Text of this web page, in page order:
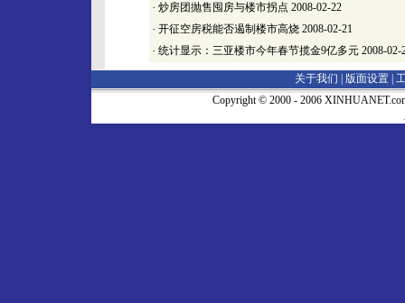
· 炒房团抛售囤房与楼市拐点 2008-02-22
· 开征空房税能否遏制楼市高烧 2008-02-21
· 统计显示：三亚楼市今年春节揽金9亿多元 2008-02-
关于我们 | 版面设置
Copyright © 2000 - 2006